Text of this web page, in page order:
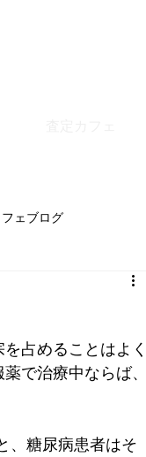
ェブログ
占めることはよく
で治療中ならば、
、糖尿病患者はそ